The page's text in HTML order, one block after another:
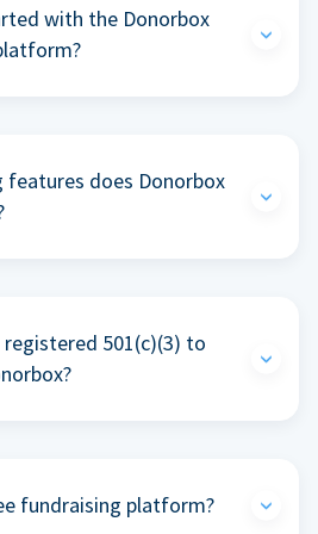
with the Donorbox
features does Donorbox
registered 501(c)(3) to
fundraising platform?